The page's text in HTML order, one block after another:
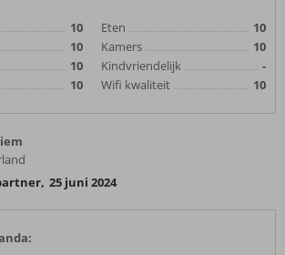
10
10
10
10
Eten
10
Kamers
10
Kindvriendelijk
-
Wifi kwaliteit
10
, 25 juni 2024